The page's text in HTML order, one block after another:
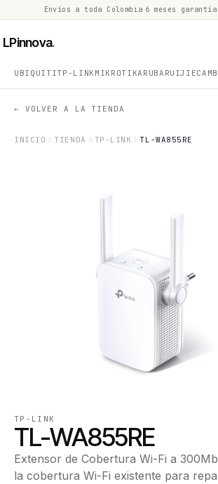
Envíos a toda Colombia 6 meses
LPinnova.
UBIQUITITP-LINK MIKROTIKARUBA RUIJIE
← VOLVER A LA TIENDA
INICIO TIENDA TP-LINK TL-WA855RE
TP-LINK
TL-WA855RE
Extensor de Cobertura Wi-Fi a
la cobertura Wi-Fi existente para